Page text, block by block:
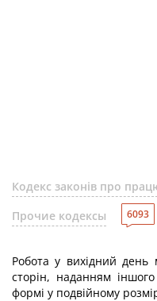
Кодекс законів про
Прочие кодексы
6093
Робота у вихідний день
сторін, наданням
формі у подвійному